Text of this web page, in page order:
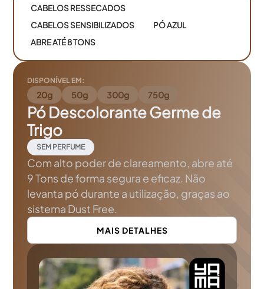
CABELOS RESSECADOS
CABELOS SENSIBILIZADOS
PÓ AZUL
ABRE ATÉ 8 TONS
DISPONÍVEL EM:
20g 50g 300g 750g
Pó Descolorante Germe de
Trigo
SEM PERFUME
Com alto poder de clareamento, abre até
9 Tons de forma segura e eficaz. Não
levanta pó durante a utilização, graças ao
sistema Dust Free.
MAIS DETALHES